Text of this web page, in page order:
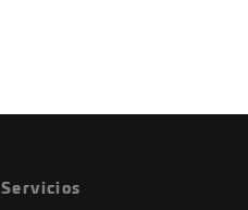
Servicios